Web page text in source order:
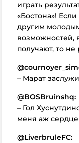
играть
«Бостона»!
другим
возможностей,
получают, то
– Марат
@BOSBruinshq:
– Гол
меня аж
@LiverbruleFC: